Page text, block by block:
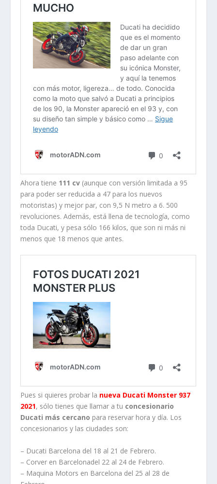
Ahora tiene 111 cv (aunque con versión limitada a 95
para poder ser reducida a 47 para los nuevos
motoristas) y mejor par, con 9,5 N metro a 6. 500
revoluciones. Además, está llena de tecnología, como
toda Ducati, y pesa sólo 166 kilos, que son ni más ni
menos que 18 menos que antes.
Pues si quieres probar la nueva Ducati Monster 937
2021, sólo tienes que llamar a tu concesionario
Ducati más cercano para reservar hora y día. Los
concesionarios y las ciudades son:
– Ducati Barcelona del 18 al 21 de Febrero.
– Corver en Barcelonadel 22 al 24 de Febrero.
– Maquina Motors en Barcelona del 25 al 28 de